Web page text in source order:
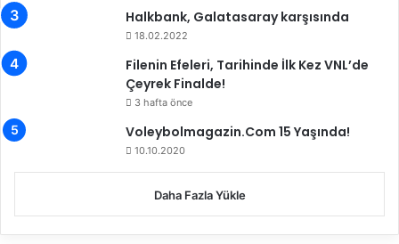
l
e
i
s
p
r
o
r
Halkbank, Galatasaray karşısında
18.02.2022
Filenin Efeleri, Tarihinde İlk Kez VNL’de
Çeyrek Finalde!
3 hafta önce
Voleybolmagazin.Com 15 Yaşında!
10.10.2020
Daha Fazla Yükle